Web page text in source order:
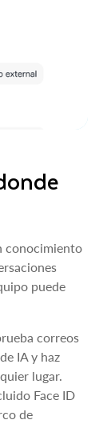
conocimiento
puede
correos
IA y haz
lugar.
Face ID
de